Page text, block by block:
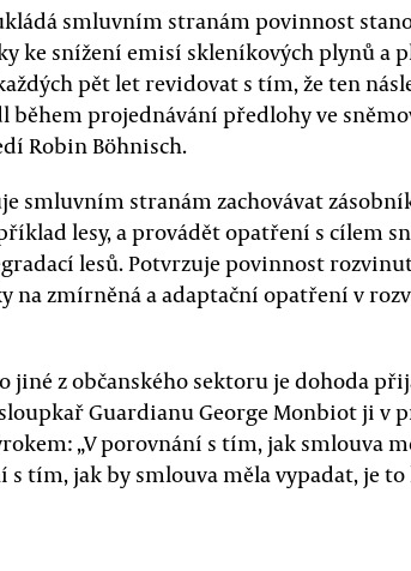
smluvním stranám povinnost
ke snížení emisí skleníkových plynů a
pět let revidovat s tím, že ten
během projednávání předlohy ve
Robin Böhnisch.
smluvním stranám zachovávat
lesy, a provádět opatření s cílem
lesů. Potvrzuje povinnost
na zmírněná a adaptační opatření v
z občanského sektoru je dohoda
Guardianu George Monbiot ji v
„V porovnání s tím, jak smlouva
s tím, jak by smlouva měla vypadat, je to